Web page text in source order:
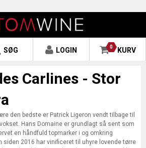
0 KURV
LOGIN
SØG
Carlines - Stor
den bedste er Patrick Ligeron vendt tilbage til
Hans Domaine er grundlagt så sent som
en håndfuld topmarker i og omkring
siden 2016 har vinificeret til uhyre lovende tørre